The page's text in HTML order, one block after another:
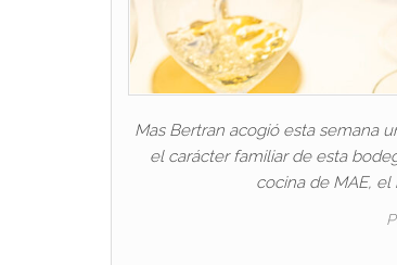
Mas Bertran acogió esta semana
el carácter familiar de esta
cocina de MAE,